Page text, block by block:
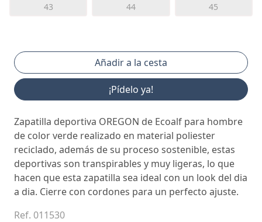
43 44 45
¡Pídelo ya!
Zapatilla deportiva OREGON de Ecoalf para hombre
de color verde realizado en material poliester
reciclado, además de su proceso sostenible, estas
deportivas son transpirables y muy ligeras, lo que
hacen que esta zapatilla sea ideal con un look del dia
a dia. Cierre con cordones para un perfecto ajuste.
Ref. 011530